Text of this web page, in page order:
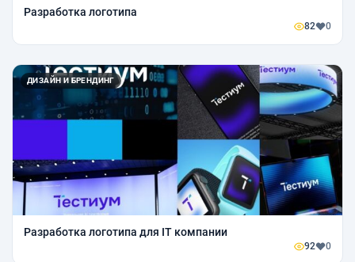
Разработка логотипа
82 0
ДИЗАЙН И БРЕНДИНГ
Разработка логотипа для IT компании
92 0